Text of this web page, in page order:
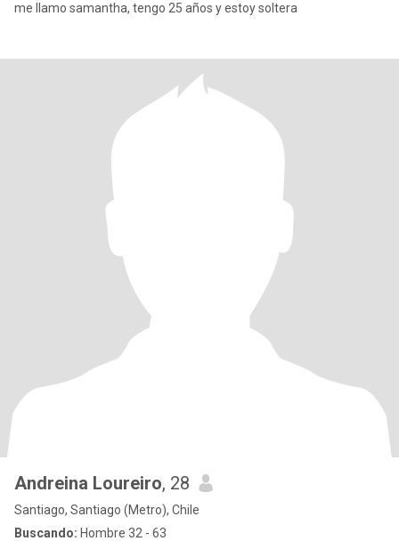
me llamo samantha, tengo 25 años y estoy soltera
Andreina Loureiro, 28
Santiago, Santiago (Metro), Chile
Buscando: Hombre 32 - 63